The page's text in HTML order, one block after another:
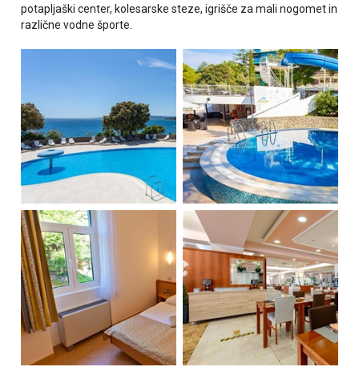
potapljaški center, kolesarske steze, igrišče za mali nogomet in
različne vodne športe.